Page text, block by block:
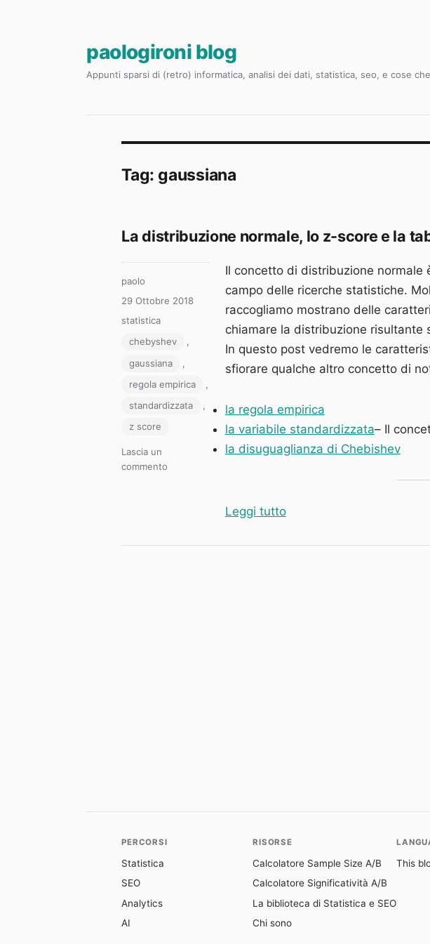
paologironi blog
Appunti sparsi di (retro) informatica, analisi dei dati, statistica, seo, e cose
Tag: gaussiana
La distribuzione normale, lo z-score e la
Il concetto di distribuzione normale
campo delle ricerche statistiche.
raccogliamo mostrano delle
chiamare la distribuzione risultante
In questo post vedremo le
sfiorare qualche altro concetto di
la regola empirica
la variabile standardizzata– Il
la disuguaglianza di Chebishev
Leggi tutto“La distribuzione
Autore
paolo
Pubblicato
29 Ottobre 2018
Categorie
statistica
Tag
chebyshev
,
gaussiana
,
regola empirica
,
standardizzata
,
z score
Lascia un
commento
PERCORSI
Statistica
SEO
Analytics
AI
RISORSE
Calcolatore Sample Size A/B
Calcolatore Significatività A/B
La biblioteca di Statistica e SEO
Chi sono
This